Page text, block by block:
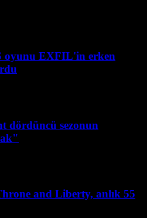
oyunu EXFIL'in erken
dördüncü sezonun
and Liberty, anlık 55